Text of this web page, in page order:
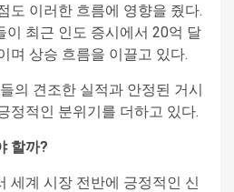
도 이러한 흐름에 영향을 줬다.
이 최근 인도 증시에서 20억 달
며 상승 흐름을 이끌고 있다.
의 견조한 실적과 안정된 거시
정적인 분위기를 더하고 있다.
할까?
세계 시장 전반에 긍정적인 신